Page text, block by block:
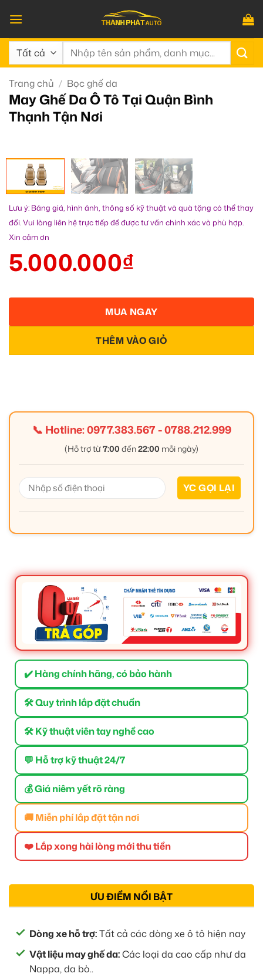
qua
nội
dung
Tìm
Trang chủ / Bọc ghế da
May Ghế Da Ô Tô Tại Quận Bình
Thạnh Tận Nơi
Lưu ý: Bảng giá, hình ảnh, thông số kỹ thuật và quà tặng có thể thay
đổi. Vui lòng liên hệ trực tiếp để được tư vấn chính xác và phù hợp.
Xin cảm ơn
5.000.000₫
THÊM VÀO GIỎ
MUA NGAY
📞 Hotline:0977.383.567-0788.212.999
(Hỗ trợ từ7:00 đến22:00 mỗi ngày)
✔️ Hàng chính hãng, có bảo hành
🛠 Quy trình lắp đặt chuẩn
🛠 Kỹ thuật viên tay nghề cao
💬 Hỗ trợ kỹ thuật 24/7
💰 Giá niêm yết rõ ràng
🚚 Miễn phí lắp đặt tận nơi
❤️ Lắp xong hài lòng mới thu tiền
ƯU ĐIỂM NỔI BẬT
Dòng xe hỗ trợ:Tất cả các dòng xe ô tô hiện nay
Vật liệu may ghế da:Các loại da cao cấp như da
Nappa, da bò..